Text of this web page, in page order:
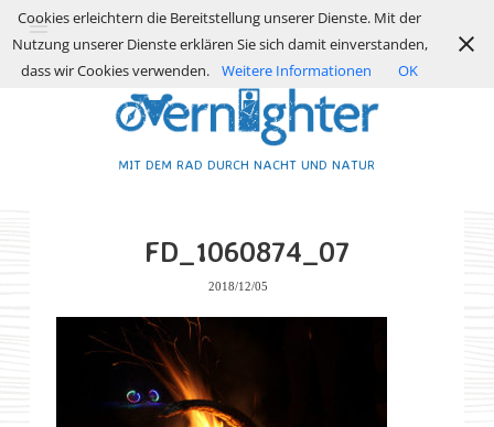
MIT DEM RAD DURCH NACHT UND NATUR
FD_1060874_07
2018/12/05
Cookies erleichtern die Bereitstellung unserer Dienste. Mit der
Nutzung unserer Dienste erklären Sie sich damit einverstanden,
dass wir Cookies verwenden.
Weitere Informationen OK